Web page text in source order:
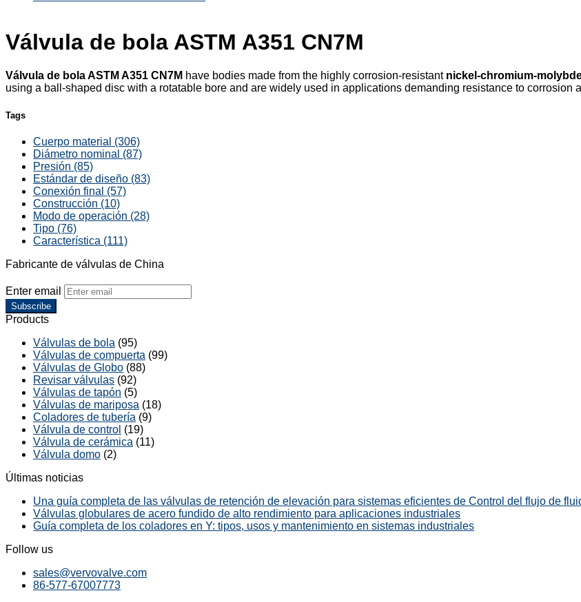
Válvula de bola ASTM A351 CN7M
Válvula de bola ASTM A351 CN7M have bodies made from the highly corrosion-resistant nickel-chromium-
using a ball-shaped disc with a rotatable bore and are widely used in applications demanding resistance to corrosion
Tags
Cuerpo material (306)
Diámetro nominal (87)
Presión (85)
Estándar de diseño (83)
Conexión final (57)
Construcción (10)
Modo de operación (28)
Tipo (76)
Característica (111)
Fabricante de válvulas de China
Enter email
Subscribe
Products
Válvulas de bola (95)
Válvulas de compuerta (99)
Válvulas de Globo (88)
Revisar válvulas (92)
Válvulas de tapón (5)
Válvulas de mariposa (18)
Coladores de tubería (9)
Válvula de control (19)
Válvula de cerámica (11)
Válvula domo (2)
Últimas noticias
Una guía completa de las válvulas de retención de elevación para sistemas eficientes de Control del flujo de
Válvulas globulares de acero fundido de alto rendimiento para aplicaciones industriales
Guía completa de los coladores en Y: tipos, usos y mantenimiento en sistemas industriales
Follow us
sales@vervovalve.com
86-577-67007773